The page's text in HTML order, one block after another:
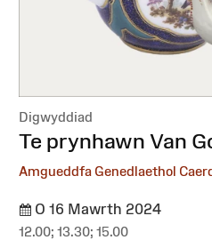
Digwyddiad
:
Te prynhawn Van
Amgueddfa Genedlaethol
O 16 Mawrth 2024
12.00; 13.30; 15.00